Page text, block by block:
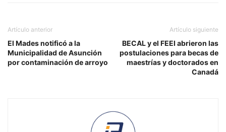
Artículo anterior
El Mades notificó a la
Municipalidad de Asunción
por contaminación de arroyo
Artículo siguiente
BECAL y el FEEI abrieron las
postulaciones para becas de
maestrías y doctorados en
Canadá